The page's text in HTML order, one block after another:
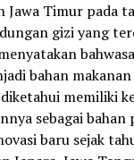
Jawa Timur pada
gizi yang
bahan
memiliki
sebagai
baru sejak